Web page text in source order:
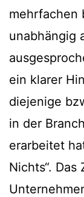
mehrfachen
unabhängig
ein klarer
diejenige
in der
erarbeitet
Nichts“.